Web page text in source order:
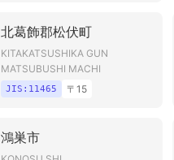
北葛飾郡松伏町
KITAKATSUSHIKA GUN
MATSUBUSHI MACHI
JIS: 11465 〒15
鴻巣市